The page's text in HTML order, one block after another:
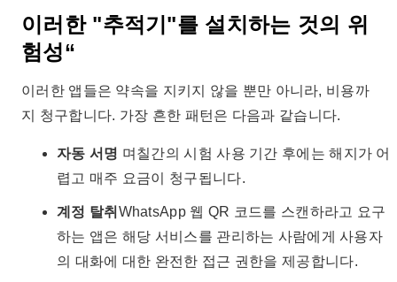
이러한 "추적기"를 설치하는 것의 위
험성“
이러한 앱들은 약속을 지키지 않을 뿐만 아니라, 비용까
지 청구합니다. 가장 흔한 패턴은 다음과 같습니다.
자동 서명 며칠간의 시험 사용 기간 후에는 해지가 어
렵고 매주 요금이 청구됩니다.
계정 탈취 WhatsApp 웹 QR 코드를 스캔하라고 요구
하는 앱은 해당 서비스를 관리하는 사람에게 사용자
의 대화에 대한 완전한 접근 권한을 제공합니다.